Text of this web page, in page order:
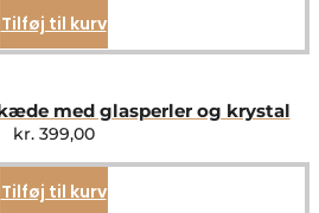
Tilføj til kurv
med glasperler og krystal
kr.399,00
Tilføj til kurv